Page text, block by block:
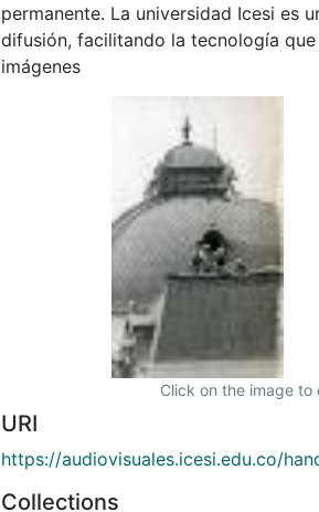
permanente. La universidad Icesi es
difusión, facilitando la tecnología
imágenes
Click on the image to
URI
https://audiovisuales.icesi.edu.co/
Collections